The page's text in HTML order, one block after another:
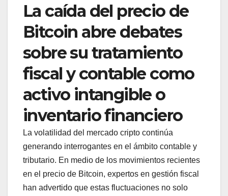
La caída del precio de
Bitcoin abre debates
sobre su tratamiento
fiscal y contable como
activo intangible o
inventario financiero
La volatilidad del mercado cripto continúa
generando interrogantes en el ámbito contable y
tributario. En medio de los movimientos recientes
en el precio de Bitcoin, expertos en gestión fiscal
han advertido que estas fluctuaciones no solo